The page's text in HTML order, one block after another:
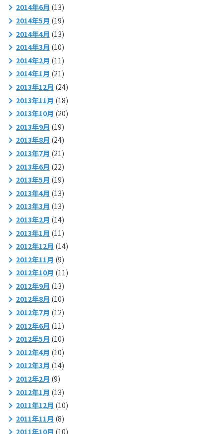
2014年6月 (13)
2014年5月 (19)
2014年4月 (13)
2014年3月 (10)
2014年2月 (11)
2014年1月 (21)
2013年12月 (24)
2013年11月 (18)
2013年10月 (20)
2013年9月 (19)
2013年8月 (24)
2013年7月 (21)
2013年6月 (22)
2013年5月 (19)
2013年4月 (13)
2013年3月 (13)
2013年2月 (14)
2013年1月 (11)
2012年12月 (14)
2012年11月 (9)
2012年10月 (11)
2012年9月 (13)
2012年8月 (10)
2012年7月 (12)
2012年6月 (11)
2012年5月 (10)
2012年4月 (10)
2012年3月 (14)
2012年2月 (9)
2012年1月 (13)
2011年12月 (10)
2011年11月 (8)
2011年10月 (10)